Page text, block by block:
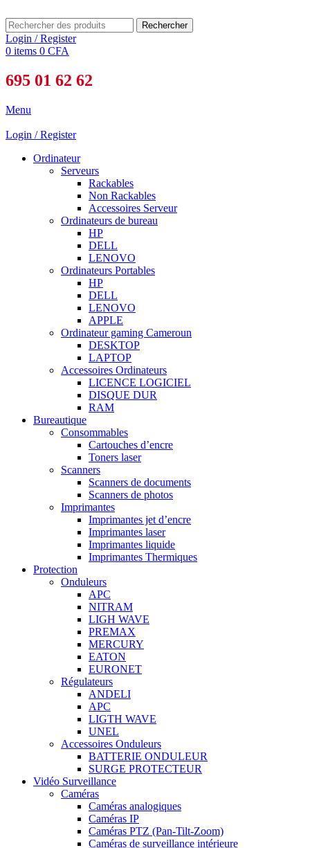
Rechercher
Login / Register
0 items 0 CFA
695 01 62 62
Menu
Login / Register
Ordinateur
Serveurs
Rackables
Non Rackables
Accessoires Serveur
Ordinateurs de bureau
HP
DELL
LENOVO
Ordinateurs Portables
HP
DELL
LENOVO
APPLE
Ordinateur gaming Cameroun
DESKTOP
LAPTOP
Accessoires Ordinateurs
LICENCE LOGICIEL
DISQUE DUR
RAM
Bureautique
Consommables
Cartouches d’encre
Toners laser
Scanners
Scanners de documents
Scanners de photos
Imprimantes
Imprimantes jet d’encre
Imprimantes laser
Imprimantes liquide
Imprimantes Thermiques
Protection
Onduleurs
APC
NITRAM
LIGH WAVE
PREMAX
MERCURY
EATON
EURONET
Régulateurs
ANDELI
APC
LIGTH WAVE
UNEL
Accessoires Onduleurs
BATTERIE ONDULEUR
SURGE PROTECTEUR
Vidéo Surveillance
Caméras
Caméras analogiques
Caméras IP
Caméras PTZ (Pan-Tilt-Zoom)
Caméras de surveillance intérieure